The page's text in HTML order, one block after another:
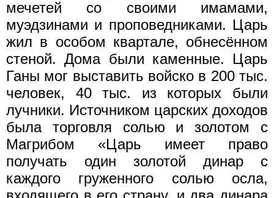
мечетей со своими имамами,
муэдзинами и проповедниками. Царь
жил в особом квартале, обнесённом
стеной. Дома были каменные. Царь
Ганы мог выставить войско в 200 тыс.
человек, 40 тыс. из которых были
лучники. Источником царских доходов
была торговля солью и золотом с
Магрибом «Царь имеет право
получать один золотой динар с
каждого груженного солью осла,